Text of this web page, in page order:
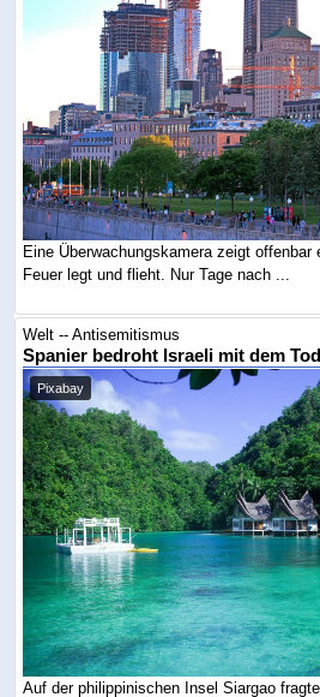
Eine Überwachungskamera zeigt offenbar
Feuer legt und flieht. Nur Tage nach ...
Welt -- Antisemitismus
Spanier bedroht Israeli mit dem
Pixabay
Auf der philippinischen Insel Siargao